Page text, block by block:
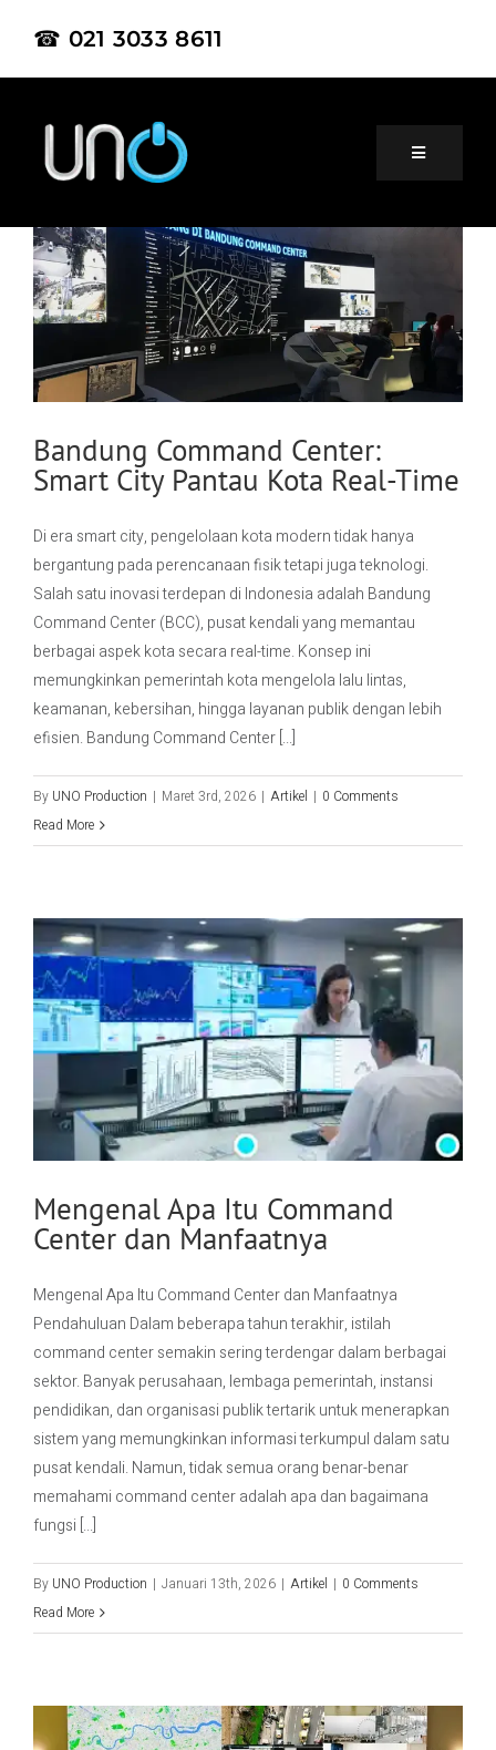
☎ 021 3033 8611
Home
About Us
Product
Project
Bandung Command Center:
Smart City Pantau Kota Real-Time
Di era smart city, pengelolaan kota modern tidak hanya
bergantung pada perencanaan fisik tetapi juga teknologi.
Salah satu inovasi terdepan di Indonesia adalah Bandung
Command Center (BCC), pusat kendali yang memantau
berbagai aspek kota secara real-time. Konsep ini
memungkinkan pemerintah kota mengelola lalu lintas,
keamanan, kebersihan, hingga layanan publik dengan lebih
efisien. Bandung Command Center [...]
By UNO Production | Maret 3rd, 2026 | Artikel | 0 Comments
Read More
Mengenal Apa Itu Command
Center dan Manfaatnya
Mengenal Apa Itu Command Center dan Manfaatnya
Pendahuluan Dalam beberapa tahun terakhir, istilah
command center semakin sering terdengar dalam berbagai
sektor. Banyak perusahaan, lembaga pemerintah, instansi
pendidikan, dan organisasi publik tertarik untuk menerapkan
sistem yang memungkinkan informasi terkumpul dalam satu
pusat kendali. Namun, tidak semua orang benar-benar
memahami command center adalah apa dan bagaimana
fungsi [...]
By UNO Production | Januari 13th, 2026 | Artikel | 0 Comments
Read More